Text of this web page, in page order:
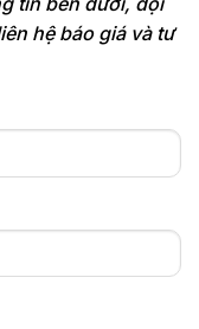
hệ báo giá và tư